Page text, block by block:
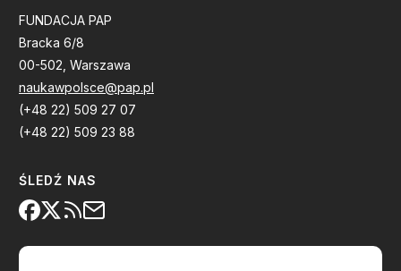
FUNDACJA PAP
Bracka 6/8
00-502, Warszawa
naukawpolsce@pap.pl
(+48 22) 509 27 07
(+48 22) 509 23 88
ŚLEDŹ NAS